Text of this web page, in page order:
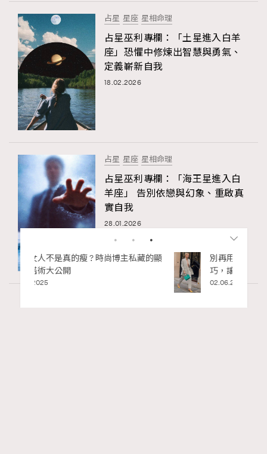
占星 星座 星相命理
占星巫利專欄：「土星進入白羊
座」恐懼中修煉出智慧與勇氣、
定義嶄新自我
18.02.2026
占星 星座 星相命理
占星巫利專欄：「海王星進入白
羊座」 告別依戀與幻象、重啟真
實自我
28.01.2026
的顯
別再用酒精消毒皮革！6個清潔手袋小技
巧，讓你更愛惜你的手袋